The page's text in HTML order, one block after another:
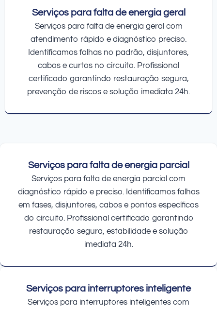
Serviços para falta de energia geral
Serviços para falta de energia geral com
atendimento rápido e diagnóstico preciso.
Identificamos falhas no padrão, disjuntores,
cabos e curtos no circuito. Profissional
certificado garantindo restauração segura,
prevenção de riscos e solução imediata 24h.
Serviços para falta de energia parcial
Serviços para falta de energia parcial com
diagnóstico rápido e preciso. Identificamos falhas
em fases, disjuntores, cabos e pontos específicos
do circuito. Profissional certificado garantindo
restauração segura, estabilidade e solução
imediata 24h.
Serviços para interruptores inteligente
Serviços para interruptores inteligentes com